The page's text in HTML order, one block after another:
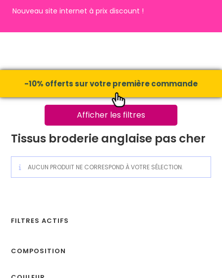
Nouveau site internet à prix discount !
-10% offerts sur votre première commande
Afficher les filtres
Tissus broderie anglaise pas cher
AUCUN PRODUIT NE CORRESPOND À VOTRE SÉLECTION.
FILTRES ACTIFS
COMPOSITION